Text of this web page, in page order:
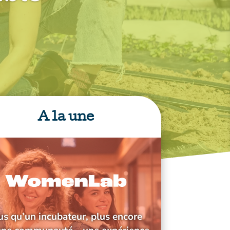
A la une
qu’un incubateur, plus encore